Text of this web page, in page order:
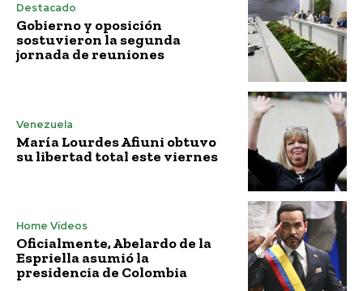
Destacado
Gobierno y oposición
sostuvieron la segunda
jornada de reuniones
Venezuela
María Lourdes Afiuni obtuvo
su libertad total este viernes
Home Vídeos
Oficialmente, Abelardo de la
Espriella asumió la
presidencia de Colombia